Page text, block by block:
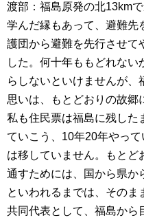
渡部：福島原発の北13km
学んだ縁もあって、避難先
護団から避難を先行させて
した。何十年ももどれな
らしないといけませんが、
思いは、もとどおりの故郷
私も住民票は福島に残した
ていこう、10年20年やっ
は移していません。もとど
通すためには、国から県か
といわれるまでは、そのま
共同代表として、福島から